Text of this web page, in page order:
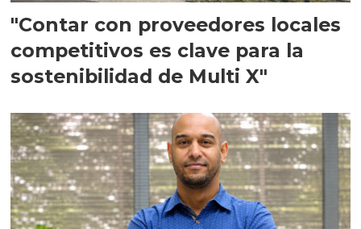
"Contar con proveedores locales
competitivos es clave para la
sostenibilidad de Multi X"